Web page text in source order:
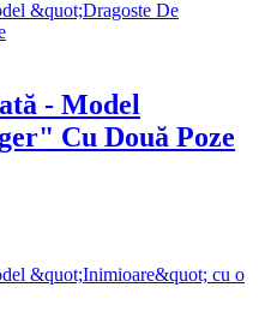
- Model
Cu Două Poze